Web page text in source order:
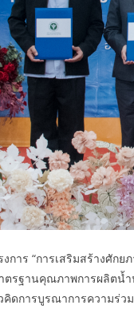
การ “การเสริมสร้างศัก
รฐานคุณภาพการผลิตน้ำ
คิดการบูรณาการความร่ว